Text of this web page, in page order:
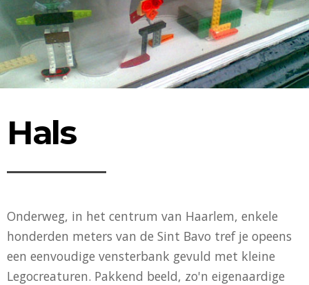
Hals
Onderweg, in het centrum van Haarlem, enkele
honderden meters van de Sint Bavo tref je opeens
een eenvoudige vensterbank gevuld met kleine
Legocreaturen. Pakkend beeld, zo'n eigenaardige